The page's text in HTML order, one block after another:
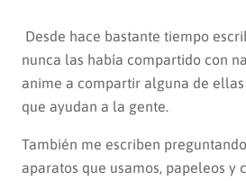
Desde hace bastante tiempo
nunca las había compartido con
anime a compartir alguna de
que ayudan a la gente.
También me escriben
aparatos que usamos, papeleos y